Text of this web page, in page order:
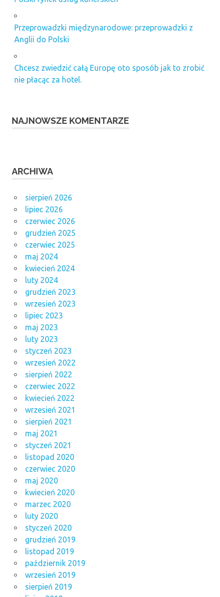
Przeprowadzki międzynarodowe: przeprowadzki z
Anglii do Polski
Chcesz zwiedzić całą Europę oto sposób jak to zrobić
nie płacąc za hotel.
NAJNOWSZE KOMENTARZE
ARCHIWA
sierpień 2026
lipiec 2026
czerwiec 2026
grudzień 2025
czerwiec 2025
maj 2024
kwiecień 2024
luty 2024
grudzień 2023
wrzesień 2023
lipiec 2023
maj 2023
luty 2023
styczeń 2023
wrzesień 2022
sierpień 2022
czerwiec 2022
kwiecień 2022
wrzesień 2021
sierpień 2021
maj 2021
styczeń 2021
listopad 2020
czerwiec 2020
maj 2020
kwiecień 2020
marzec 2020
luty 2020
styczeń 2020
grudzień 2019
listopad 2019
październik 2019
wrzesień 2019
sierpień 2019